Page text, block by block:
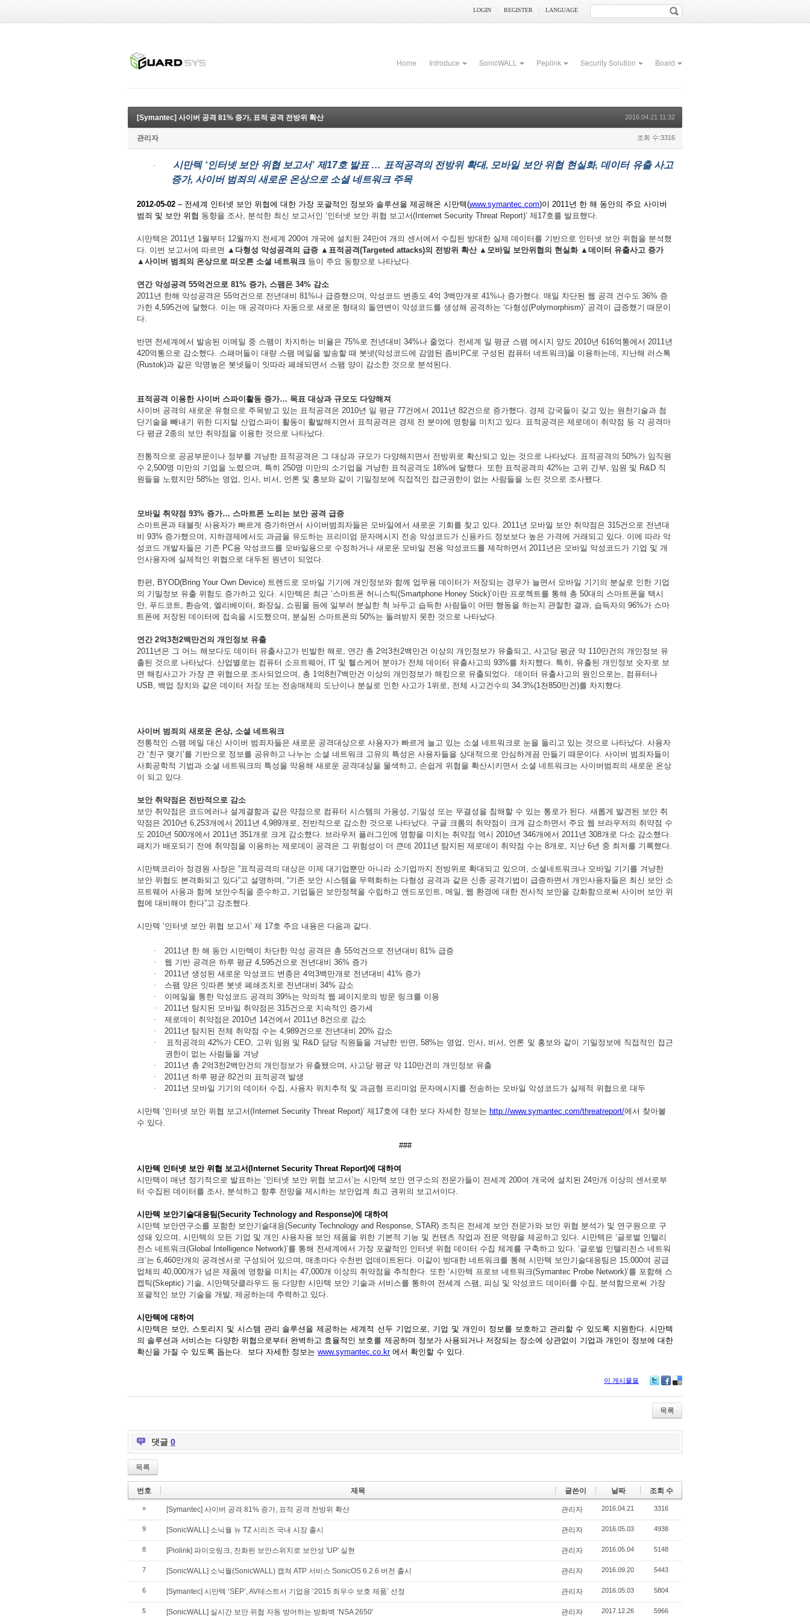
LOGIN REGISTER LANGUAGE
Home Introduce SonicWALL Peplink Security Solution Board
[Symantec] 사이버 공격 81% 증가, 표적 공격 전방위 확산 2016.04.21 11:32
관리자 조회 수:3316
· 시만텍‘인터넷 보안 위협 보고서’ 제17호 발표… 표적공격의 전방위 확대, 모바일 보안 위협 현실화, 데이터 유출 사고
증가, 사이버 범죄의 새로운 온상으로 소셜 네트워크 주목
2012-05-02 – 전세계 인터넷 보안 위협에 대한 가장 포괄적인 정보와 솔루션을 제공해온 시만텍(www.symantec.com)이 2011년 한 해 동안의 주요 사이버
범죄 및 보안 위협 동향을 조사, 분석한 최신 보고서인 ‘인터넷 보안 위협 보고서(Internet Security Threat Report)’ 제 17호를 발표했다.
시만텍은 2011년 1월부터 12월까지 전세계 200여 개국에 설치된 24만여 개의 센서에서 수집된 방대한 실제 데이터를 기반으로 인터넷 보안 위협을 분석했
다. 이번 보고서에 따르면 ▲ 다형성 악성공격의 급증 ▲ 표적공격 (Targeted attacks)의 전방위 확산 ▲ 모바일 보안위협의 현실화 ▲ 데이터 유출사고 증가
▲ 사이버 범죄의 온상으로 떠오른 소셜 네트워크 등이 주요 동향으로 나타났다.
연간 악성공격 55억건으로 81% 증가, 스팸은 34% 감소
2011년 한해 악성공격은 55억건으로 전년대비 81%나 급증했으며 , 악성코드 변종도 4억 3백만개로 41%나 증가했다. 매일 차단된 웹 공격 건수도 36% 증
가한 4,595건에 달했다. 이는 매 공격마다 자동으로 새로운 형태의 돌연변이 악성코드를 생성해 공격하는 ‘다형성(Polymorphism)’ 공격이 급증했기 때문이
다.
반면 전세계에서 발송된 이메일 중 스팸이 차지하는 비율은 75%로 전년대비 34%나 줄었다. 전세계 일 평균 스팸 메시지 양도 2010년 616억통에서 2011년
420억통으로 감소했다. 스패머들이 대량 스팸 메일을 발송할 때 봇넷(악성코드에 감염된 좀비 PC로 구성된 컴퓨터 네트워크)을 이용하는데 , 지난해 러스톡
(Rustok)과 같은 악명높은 봇넷들이 잇따라 폐쇄되면서 스팸 양이 감소한 것으로 분석된다.
표적공격 이용한 사이버 스파이활동 증가… 목표 대상과 규모도 다양해져
사이버 공격의 새로운 유형으로 주목받고 있는 표적공격은 2010년 일 평균 77건에서 2011년 82건으로 증가했다. 경제 강국들이 갖고 있는 원천기술과 첨
단기술을 빼내기 위한 디지털 산업스파이 활동이 활발해지면서 표적공격은 경제 전 분야에 영향을 미치고 있다. 표적공격은 제로데이 취약점 등 각 공격마
다 평균 2종의 보안 취약점을 이용한 것으로 나타났다.
전통적으로 공공부문이나 정부를 겨냥한 표적공격은 그 대상과 규모가 다양해지면서 전방위로 확산되고 있는 것으로 나타났다. 표적공격의 50%가 임직원
수 2,500명 미만의 기업을 노렸으며 , 특히 250명 미만의 소기업을 겨냥한 표적공격도 18%에 달했다. 또한 표적공격의 42%는 고위 간부, 임원 및 R&D 직
원들을 노렸지만 58%는 영업 , 인사, 비서 , 언론 및 홍보와 같이 기밀정보에 직접적인 접근권한이 없는 사람들을 노린 것으로 조사됐다.
모바일 취약점 93% 증가… 스마트폰 노리는 보안 공격 급증
스마트폰과 태블릿 사용자가 빠르게 증가하면서 사이버범죄자들은 모바일에서 새로운 기회를 찾고 있다. 2011년 모바일 보안 취약점은 315건으로 전년대
비 93% 증가했으며 , 지하경제에서도 과금을 유도하는 프리미엄 문자메시지 전송 악성코드가 신용카드 정보보다 높은 가격에 거래되고 있다. 이에 따라 악
성코드 개발자들은 기존 PC용 악성코드를 모바일용으로 수정하거나 새로운 모바일 전용 악성코드를 제작하면서 2011년은 모바일 악성코드가 기업 및 개
인사용자에 실제적인 위협으로 대두된 원년이 되었다.
한편 , BYOD(Bring Your Own Device) 트렌드로 모바일 기기에 개인정보와 함께 업무용 데이터가 저장되는 경우가 늘면서 모바일 기기의 분실로 인한 기업
의 기밀정보 유출 위험도 증가하고 있다. 시만텍은 최근 ‘스마트폰 허니스틱(Smartphone Honey Stick)’이란 프로젝트를 통해 총 50대의 스마트폰을 택시
안, 푸드코트, 환승역 , 엘리베이터 , 화장실 , 쇼핑몰 등에 일부러 분실한 척 놔두고 습득한 사람들이 어떤 행동을 하는지 관찰한 결과, 습득자의 96%가 스마
트폰에 저장된 데이터에 접속을 시도했으며 , 분실된 스마트폰의 50%는 돌려받지 못한 것으로 나타났다.
연간2억 3천2백만건의 개인정보 유출
2011년은 그 어느 해보다도 데이터 유출사고가 빈발한 해로, 연간 총 2억3천2백만건 이상의 개인정보가 유출되고, 사고당 평균 약 110만건의 개인정보 유
출된 것으로 나타났다. 산업별로는 컴퓨터 소프트웨어 , IT 및 헬스케어 분야가 전체 데이터 유출사고의 93%를 차지했다. 특히 , 유출된 개인정보 숫자로 보
면 해킹사고가 가장 큰 위협으로 조사되었으며 , 총 1억8천7백만건 이상의 개인정보가 해킹으로 유출되었다. 데이터 유출사고의 원인으로는, 컴퓨터나
USB, 백업 장치와 같은 데이터 저장 또는 전송매체의 도난이나 분실로 인한 사고가 1위로, 전체 사고건수의 34.3%(1천850만건)를 차지했다.
사이버 범죄의 새로운 온상, 소셜 네트워크
전통적인 스팸 메일 대신 사이버 범죄자들은 새로운 공격대상으로 사용자가 빠르게 늘고 있는 소셜 네트워크로 눈을 돌리고 있는 것으로 나타났다. 사용자
간 ‘친구 맺기’를 기반으로 정보를 공유하고 나누는 소셜 네트워크 고유의 특성은 사용자들을 상대적으로 안심하게끔 만들기 때문이다. 사이버 범죄자들이
사회공학적 기법과 소셜 네트워크의 특성을 악용해 새로운 공격대상을 물색하고, 손쉽게 위협을 확산시키면서 소셜 네트워크는 사이버범죄의 새로운 온상
이 되고 있다.
보안 취약점은 전반적으로 감소
보안 취약점은 코드에러나 설계결함과 같은 약점으로 컴퓨터 시스템의 가용성 , 기밀성 또는 무결성을 침해할 수 있는 통로가 된다. 새롭게 발견된 보안 취
약점은 2010년 6,253개에서 2011년 4,989개로, 전반적으로 감소한 것으로 나타났다. 구글 크롬의 취약점이 크게 감소하면서 주요 웹 브라우저의 취약점 수
도 2010년 500개에서 2011년 351개로 크게 감소했다. 브라우저 플러그인에 영향을 미치는 취약점 역시 2010년 346개에서 2011년 308개로 다소 감소했다.
패치가 배포되기 전에 취약점을 이용하는 제로데이 공격은 그 위험성이 더 큰데 2011년 탐지된 제로데이 취약점 수는 8개로, 지난 6년 중 최저를 기록했다.
시만텍코리아 정경원 사장은 “표적공격의 대상은 이제 대기업뿐만 아니라 소기업까지 전방위로 확대되고 있으며 , 소셜네트워크나 모바일 기기를 겨냥한
보안 위협도 본격화되고 있다”고 설명하며 , “기존 보안 시스템을 무력화하는 다형성 공격과 같은 신종 공격기법이 급증하면서 개인사용자들은 최신 보안 소
프트웨어 사용과 함께 보안수칙을 준수하고, 기업들은 보안정책을 수립하고 엔드포인트, 메일 , 웹 환경에 대한 전사적 보안을 강화함으로써 사이버 보안 위
협에 대비해야 한다”고 강조했다.
시만텍 ‘인터넷 보안 위협 보고서’ 제 17호 주요 내용은 다음과 같다.
· 2011년 한 해 동안 시만텍이 차단한 악성 공격은 총 55억건으로 전년대비 81% 급증
·
웹 기반 공격은 하루 평균 4,595건으로 전년대비 36% 증가
·
2011년 생성된 새로운 악성코드 변종은 4억3백만개로 전년대비 41% 증가
·
스팸 양은 잇따른 봇넷 폐쇄조치로 전년대비 34% 감소
·
이메일을 통한 악성코드 공격의 39%는 악의적 웹 페이지로의 방문 링크를 이용
·
2011년 탐지된 모바일 취약점은 315건으로 지속적인 증가세
·
제로데이 취약점은 2010년 14건에서 2011년 8건으로 감소
·
2011년 탐지된 전체 취약점 수는 4,989건으로 전년대비 20% 감소
·
표적공격의 42%가CEO, 고위 임원 및 R&D 담당 직원들을 겨냥한 반면 , 58%는 영업 , 인사, 비서 , 언론 및 홍보와 같이 기밀정보에 직접적인 접근
권한이 없는 사람들을 겨냥
·
2011년 총 2억3천2백만건의 개인정보가 유출됐으며 ,사고당 평균 약 110만건의 개인정보 유출
·
2011년 하루 평균 82건의 표적공격 발생
·
2011년 모바일 기기의 데이터 수집 ,사용자 위치추적 및 과금형 프리미엄 문자메시지를 전송하는 모바일 악성코드가 실제적 위협으로 대두
시만텍 ‘인터넷 보안 위협 보고서(Internet Security Threat Report)’ 제 17호에 대한 보다 자세한 정보는 http://www.symantec.com/threatreport/에서 찾아볼
수 있다.
###
시만텍 인터넷 보안 위협 보고서 (Internet Security Threat Report)에 대하여
시만텍이 매년 정기적으로 발표하는 ‘인터넷 보안 위협 보고서’는 시만텍 보안 연구소의 전문가들이 전세계 200여 개국에 설치된 24만개 이상의 센서로부
터 수집된 데이터를 조사, 분석하고 향후 전망을 제시하는 보안업계 최고 권위의 보고서이다.
시만텍 보안기술대응팀(Security Technology and Response)에 대하여
시만텍 보안연구소를 포함한 보안기술대응(Security Technology and Response, STAR) 조직은 전세계 보안 전문가와 보안 위협 분석가 및 연구원으로 구
성돼 있으며 , 시만텍의 모든 기업 및 개인 사용자용 보안 제품을 위한 기본적 기능 및 컨텐츠 작업과 전문 역량을 제공하고 있다. 시만텍은 ‘글로벌 인텔리
전스 네트워크(Global Intelligence Network)’를 통해 전세계에서 가장 포괄적인 인터넷 위협 데이터 수집 체계를 구축하고 있다. ‘글로벌 인텔리전스 네트워
크’는 6,460만개의 공격센서로 구성되어 있으며 , 매초마다 수천번 업데이트된다. 이같이 방대한 네트워크를 통해 시만텍 보안기술대응팀은 15,000여 공급
업체의 40,000개가 넘은 제품에 영향을 미치는 47,000개 이상의 취약점을 추적한다. 또한 ‘시만텍 프로브 네트워크(Symantec Probe Network)’를 포함해 스
켑틱(Skeptic) 기술, 시만텍닷클라우드 등 다양한 시만텍 보안 기술과 서비스를 통하여 전세계 스팸 , 피싱 및 악성코드 데이터를 수집 , 분석함으로써 가장
포괄적인 보안 기술을 개발, 제공하는데 주력하고 있다.
시만텍에 대하여
시만텍은 보안, 스토리지 및 시스템 관리 솔루션을 제공하는 세계적 선두 기업으로, 기업 및 개인이 정보를 보호하고 관리할 수 있도록 지원한다.시만텍
의 솔루션과 서비스는 다양한 위협으로부터 완벽하고 효율적인 보호를 제공하며 정보가 사용되거나 저장되는 장소에 상관없이 기업과 개인이 정보에 대한
확신을 가질 수 있도록 돕는다. 보다 자세한 정보는 www.symantec.co.kr 에서 확인할 수 있다.
이 게시물을
bo
ok
ou
s
목록
댓글 0
목록
번호 제목 글쓴이 날짜 조회 수
» [Symantec] 사이버 공격 81% 증가, 표적 공격 전방위 확산 관리자 2016.04.21 3316
9 [SonicWALL] 소닉월 뉴 TZ 시리즈 국내 시장 출시 관리자 2016.05.03 4938
8 [Piolink] 파이오링크, 진화된 보안스위치로 보안성 'UP' 실현 관리자 2016.05.04 5148
7 [SonicWALL] 소닉월(SonicWALL) 캡쳐 ATP 서비스 SonicOS 6.2.6 버전 출시 관리자 2016.09.20 5443
6 [Symantec] 시만텍 ‘SEP’, AV테스트서 기업용 ‘2015 최우수 보호 제품’ 선정 관리자 2016.05.03 5804
5 [SonicWALL] 실시간 보안 위협 자동 방어하는 방화벽 ‘NSA 2650’ 관리자 2017.12.26 5966